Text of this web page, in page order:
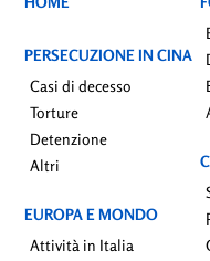
PERSECUZIONE IN CINA
Casi di decesso
Torture
Detenzione
Altri
EUROPA E MONDO
Attività in Italia